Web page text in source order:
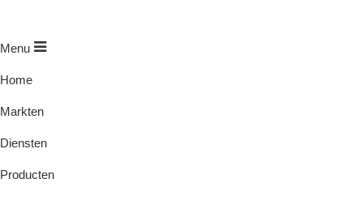
Menu
Home
Markten
Diensten
Producten